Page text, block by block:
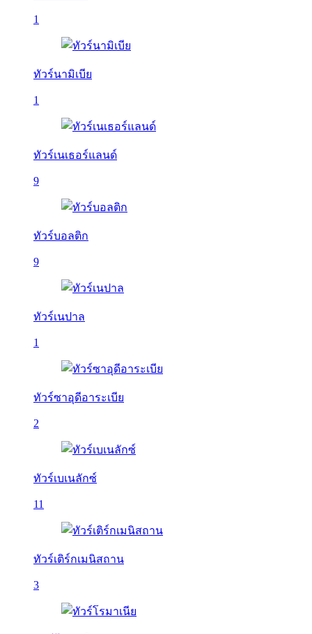
1
ทัวร์นามิเบีย
1
ทัวร์เนเธอร์แลนด์
9
ทัวร์บอลติก
9
ทัวร์เนปาล
1
ทัวร์ซาอุดีอาระเบีย
2
ทัวร์เบเนลักซ์
11
ทัวร์เติร์กเมนิสถาน
3